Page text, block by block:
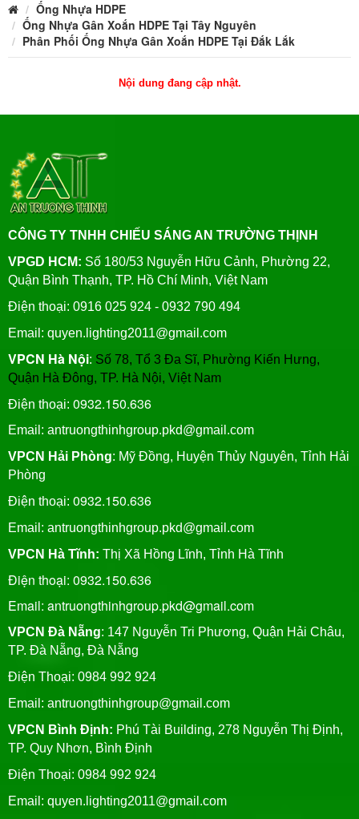
Ống Nhựa HDPE
Ống Nhựa Gân Xoắn HDPE Tại Tây Nguyên
Phân Phối Ống Nhựa Gân Xoắn HDPE Tại Đắk Lắk
Nội dung đang cập nhật.
CÔNG TY TNHH CHIẾU SÁNG AN TRƯỜNG THỊNH
VPGD HCM: Số 180/53 Nguyễn Hữu Cảnh, Phường 22,
Quận Bình Thạnh, TP. Hồ Chí Minh, Việt Nam
Điện thoại: 0916 025 924 - 0932 790 494
Email: quyen.lighting2011@gmail.com
VPCN Hà Nội: Số 78, Tổ 3 Đa Sĩ, Phường Kiến Hưng,
Quận Hà Đông, TP. Hà Nội, Việt Nam
Điện thoại: 0932.150.636
Email: antruongthinhgroup.pkd@gmail.com
VPCN Hải Phòng: Mỹ Đồng, Huyện Thủy Nguyên, Tỉnh Hải
Phòng
Điện thoại: 0932.150.636
Email: antruongthinhgroup.pkd@gmail.com
VPCN Hà Tĩnh: Thị Xã Hồng Lĩnh, Tỉnh Hà Tĩnh
Điện thoại: 0932.150.636
Email: antruongthinhgroup.pkd@gmail.com
VPCN Đà Nẵng: 147 Nguyễn Tri Phương, Quận Hải Châu,
TP. Đà Nẵng, Đà Nẵng
Điện Thoại: 0984 992 924
Email: antruongthinhgroup@gmail.com
VPCN Bình Định: Phú Tài Building, 278 Nguyễn Thị Định,
TP. Quy Nhơn, Bình Định
Điện Thoại: 0984 992 924
Email: quyen.lighting2011@gmail.com